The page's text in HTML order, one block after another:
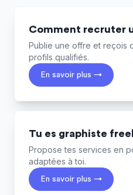
Comment recruter
Publie une offre et reçois
profils qualifiés.
En savoir plus →
Tu es graphiste
Propose tes services en
adaptées à toi.
En savoir plus →